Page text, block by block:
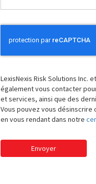
LexisNexis Risk Solutions Inc.
également vous contacter
et services, ainsi que des
Vous pouvez vous
en vous rendant dans notre
Envoyer